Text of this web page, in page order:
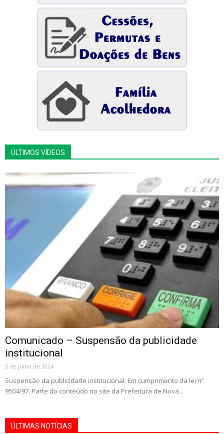
ÚLTIMOS VÍDEOS
Comunicado – Suspensão da publicidade
institucional
5 de julho de 2024
Suspensão da publicidade institucional. Em cumprimento da lei nº
9504/97. Parte do conteúdo no site da Prefeitura de Nova...
ÚLTIMAS NOTÍCIAS